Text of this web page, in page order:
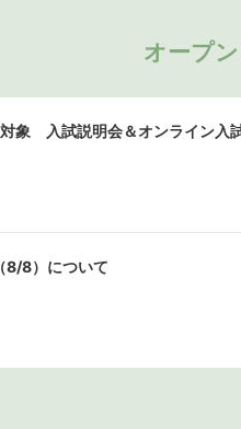
オープ
象 入試説明会＆オンライン入
8/8）について